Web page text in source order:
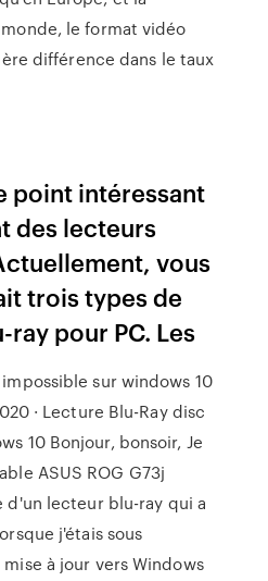
le format vidéo
différence dans le taux
point intéressant
des lecteurs
vous
trois types de
pour PC. Les
sur windows 10
· Lecture Blu-Ray disc
10 Bonjour, bonsoir, Je
ASUS ROG G73j
d'un lecteur blu-ray qui a
j'étais sous
à jour vers Windows